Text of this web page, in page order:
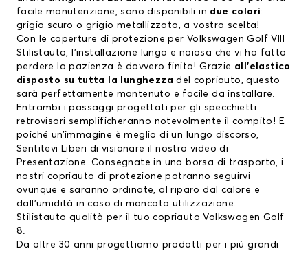
facile manutenzione, sono disponibili in due colori:
grigio scuro o grigio metallizzato, a vostra scelta!
Con le coperture di protezione per Volkswagen Golf VIII
Stilistauto, l’installazione lunga e noiosa che vi ha fatto
perdere la pazienza è davvero finita! Grazie all’elastico
disposto su tutta la lunghezzadel copriauto, questo
sarà perfettamente mantenuto e facile da installare.
Entrambi i passaggi progettati per gli specchietti
retrovisori semplificheranno notevolmente il compito! E
poiché un’immagine è meglio di un lungo discorso,
Sentitevi Liberi di visionare il nostro video di
Presentazione. Consegnate in una borsa di trasporto, i
nostri copriauto di protezione potranno seguirvi
ovunque e saranno ordinate, al riparo dal calore e
dall’umidità in caso di mancata utilizzazione.
Stilistauto qualità per il tuo copriauto Volkswagen Golf
8.
Da oltre 30 anni progettiamo prodotti per i più grandi